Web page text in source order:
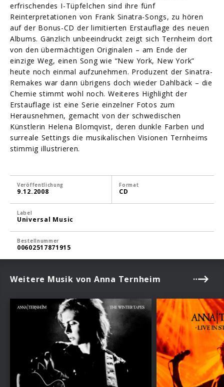
erfrischendes I-Tüpfelchen sind ihre fünf
Reinterpretationen von Frank Sinatra-Songs, zu hören
auf der Bonus-CD der limitierten Erstauflage des neuen
Albums. Gänzlich unbeeindruckt zeigt sich Ternheim dort
von den übermächtigen Originalen – am Ende der
einzige Weg, einen Song wie “New York, New York”
heute noch einmal aufzunehmen. Produzent der Sinatra-
Remakes war dann übrigens doch wieder Dahlbäck – die
Chemie stimmt wohl noch. Weiteres Highlight der
Erstauflage ist eine Serie einzelner Fotos zum
Herausnehmen, gemacht von der schwedischen
Künstlerin Helena Blomqvist, deren dunkle Farben und
surreale Settings die musikalischen Visionen Ternheims
stimmig illustrieren.
Veröffentlichung
9.12.2008
Format
CD
Label
Universal Music
Bestellnummer
00602517871915
Weitere Musik von Anna Ternheim